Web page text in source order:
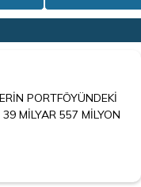
PORTFÖYÜNDEKİ
MİLYAR 557 MİLYON